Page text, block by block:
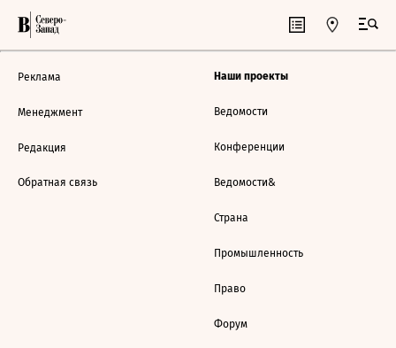
Реклама
Менеджмент
Редакция
Обратная связь
Наши проекты
Ведомости
Конференции
Ведомости&
Страна
Промышленность
Право
Форум